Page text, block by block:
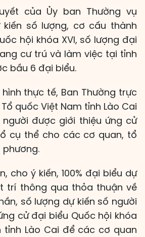
của Ủy ban Thường vụ
số lượng, cơ cấu thành
hội khóa XVI, số lượng đại
cư trú và làm việc tại tỉnh
bầu 6 đại biểu.
thực tế, Ban Thường trực
quốc Việt Nam tỉnh Lào Cai
được giới thiệu ứng cử
cụ thể cho các cơ quan, tổ
phương.
cho ý kiến, 100% đại biểu dự
trí thông qua thỏa thuận về
số lượng dự kiến số người
cử đại biểu Quốc hội khóa
tỉnh Lào Cai để các cơ quan